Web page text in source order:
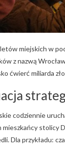
miejskich w
z nazwą
ćwierć miliarda
codziennie
mieszkańcy stolicy
Dla przykładu: